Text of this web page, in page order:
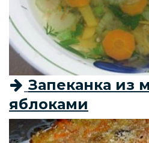
Запеканка из
яблоками